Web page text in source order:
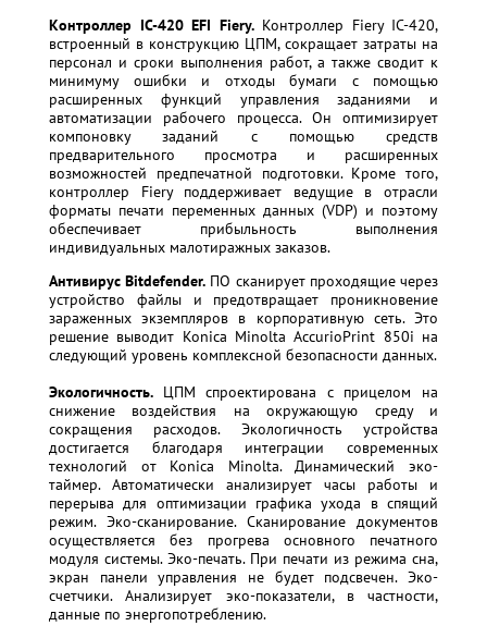
Контроллер IC-420 EFI Fiery.Контроллер Fiery IC-420,
встроенный в конструкцию ЦПМ, сокращает затраты на
персонал и сроки выполнения работ, а также сводит к
минимуму ошибки и отходы бумаги с помощью
расширенных функций управления заданиями и
автоматизации рабочего процесса. Он оптимизирует
компоновку заданий с помощью средств
предварительного просмотра и расширенных
возможностей предпечатной подготовки. Кроме того,
контроллер Fiery поддерживает ведущие в отрасли
форматы печати переменных данных (VDP) и поэтому
обеспечивает прибыльность выполнения
индивидуальных малотиражных заказов.
Антивирус Bitdefender. ПО сканирует проходящие через
устройство файлы и предотвращает проникновение
зараженных экземпляров в корпоративную сеть. Это
решение выводит Konica Minolta AccurioPrint 850i на
следующий уровень комплексной безопасности данных.
Экологичность. ЦПМ спроектирована с прицелом на
снижение воздействия на окружающую среду и
сокращения расходов. Экологичность устройства
достигается благодаря интеграции современных
технологий от Konica Minolta. Динамический эко-
таймер. Автоматически анализирует часы работы и
перерыва для оптимизации графика ухода в спящий
режим. Эко-сканирование. Сканирование документов
осуществляется без прогрева основного печатного
модуля системы. Эко-печать. При печати из режима сна,
экран панели управления не будет подсвечен. Эко-
счетчики. Анализирует эко-показатели, в частности,
данные по энергопотреблению.